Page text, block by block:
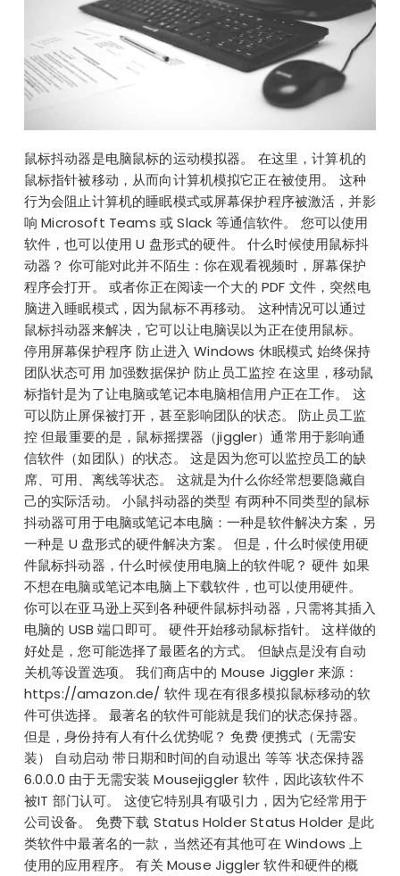
鼠标抖动器是电脑鼠标的运动模拟器。 在这里，计算机的
鼠标指针被移动，从而向计算机模拟它正在被使用。 这种
行为会阻止计算机的睡眠模式或屏幕保护程序被激活，并影
响 Microsoft Teams 或 Slack 等通信软件。 您可以使用
软件，也可以使用 U 盘形式的硬件。 什么时候使用鼠标抖
动器？ 你可能对此并不陌生：你在观看视频时，屏幕保护
程序会打开。 或者你正在阅读一个大的 PDF 文件，突然电
脑进入睡眠模式，因为鼠标不再移动。 这种情况可以通过
鼠标抖动器来解决，它可以让电脑误以为正在使用鼠标。
停用屏幕保护程序 防止进入 Windows 休眠模式 始终保持
团队状态可用 加强数据保护 防止员工监控 在这里，移动鼠
标指针是为了让电脑或笔记本电脑相信用户正在工作。 这
可以防止屏保被打开，甚至影响团队的状态。 防止员工监
控 但最重要的是，鼠标摇摆器（jiggler）通常用于影响通
信软件（如团队）的状态。 这是因为您可以监控员工的缺
席、可用、离线等状态。 这就是为什么你经常想要隐藏自
己的实际活动。 小鼠抖动器的类型 有两种不同类型的鼠标
抖动器可用于电脑或笔记本电脑：一种是软件解决方案，另
一种是 U 盘形式的硬件解决方案。 但是，什么时候使用硬
件鼠标抖动器，什么时候使用电脑上的软件呢？ 硬件 如果
不想在电脑或笔记本电脑上下载软件，也可以使用硬件。
你可以在亚马逊上买到各种硬件鼠标抖动器，只需将其插入
电脑的 USB 端口即可。 硬件开始移动鼠标指针。 这样做的
好处是，您可能选择了最匿名的方式。 但缺点是没有自动
关机等设置选项。 我们商店中的 Mouse Jiggler 来源：
https://amazon.de/ 软件 现在有很多模拟鼠标移动的软
件可供选择。 最著名的软件可能就是我们的状态保持器。
但是，身份持有人有什么优势呢？ 免费 便携式（无需安
装） 自动启动 带日期和时间的自动退出 等等 状态保持器
6.0.0.0 由于无需安装 Mousejiggler 软件，因此该软件不
被IT 部门认可。 这使它特别具有吸引力，因为它经常用于
公司设备。 免费下载 Status Holder Status Holder 是此
类软件中最著名的一款，当然还有其他可在 Windows 上
使用的应用程序。 有关 Mouse Jiggler 软件和硬件的概